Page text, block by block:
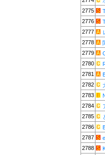
2775
2776
2777
2778
2779
2780
2781
2782
2783
2784
2785
2786
2787
2788